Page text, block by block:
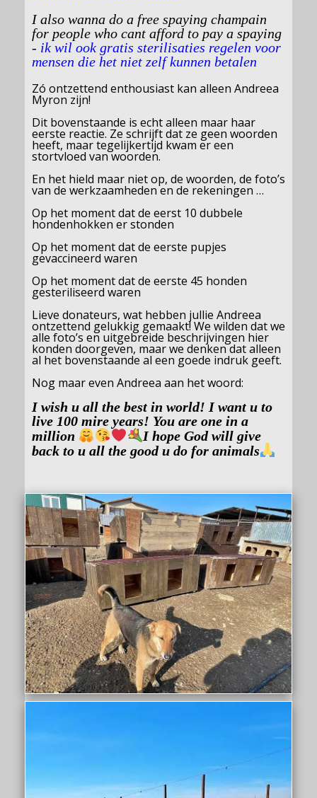
I also wanna do a free spaying champain
for people who cant afford to pay a spaying
- ik wil ook gratis sterilisaties regelen voor
mensen die het niet zelf kunnen betalen
Zó ontzettend enthousiast kan alleen Andreea
Myron zijn!
Dit bovenstaande is echt alleen maar haar
eerste reactie. Ze schrijft dat ze geen woorden
heeft, maar tegelijkertijd kwam er een
stortvloed van woorden.
En het hield maar niet op, de woorden, de foto’s
van de werkzaamheden en de rekeningen …
Op het moment dat de eerst 10 dubbele
hondenhokken er stonden
Op het moment dat de eerste pupjes
gevaccineerd waren
Op het moment dat de eerste 45 honden
gesteriliseerd waren
Lieve donateurs, wat hebben jullie Andreea
ontzettend gelukkig gemaakt! We wilden dat we
alle foto’s en uitgebreide beschrijvingen hier
konden doorgeven, maar we denken dat alleen
al het bovenstaande al een goede indruk geeft.
Nog maar even Andreea aan het woord:
I wish u all the best in world! I want u to
live 100 mire years! You are one in a
million
I hope God will give
back to u all the good u do for animals